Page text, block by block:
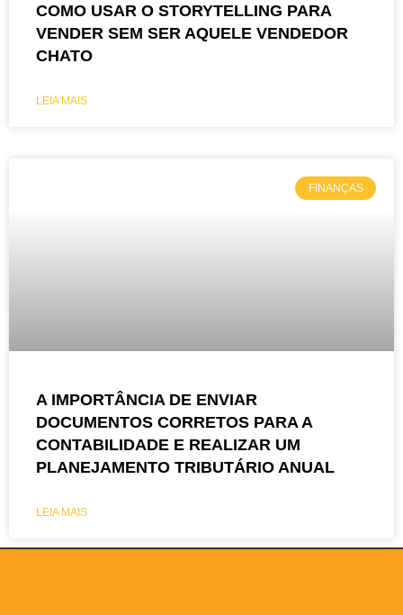
COMO USAR O STORYTELLING PARA
VENDER SEM SER AQUELE VENDEDOR
CHATO
LEIA MAIS
FINANÇAS
A IMPORTÂNCIA DE ENVIAR
DOCUMENTOS CORRETOS PARA A
CONTABILIDADE E REALIZAR UM
PLANEJAMENTO TRIBUTÁRIO ANUAL
LEIA MAIS